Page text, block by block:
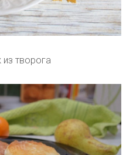
из творога